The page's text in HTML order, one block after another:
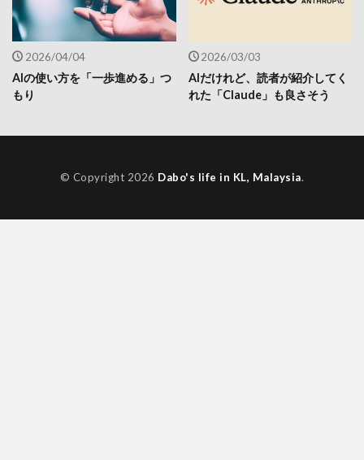
2026/04/04
AIの使い方を「一歩進める」つ
もり
2026/03/03
AIだけれど、読者が紹介してく
れた「Claude」も良さそう
© Copyright 2026 Dabo's life in KL, Malaysia.